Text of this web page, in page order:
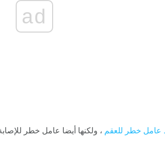
ad
عامل خطر للعقم ، ولكنها أيضا عامل خطر